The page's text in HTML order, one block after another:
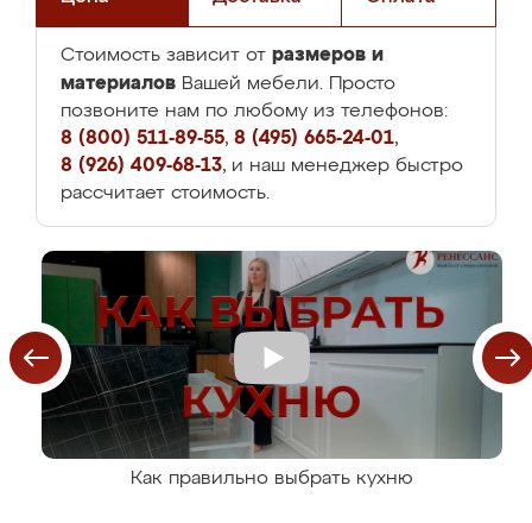
Стоимость зависит от размеров и
материалов Вашей мебели. Просто
позвоните нам по любому из телефонов:
8 (800) 511-89-55, 8 (495) 665-24-01,
8 (926) 409-68-13, и наш менеджер быстро
рассчитает стоимость.
Как правильно выбрать кухню